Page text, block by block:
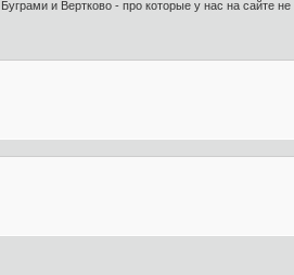
и Вертково - про которые у нас на сайте не